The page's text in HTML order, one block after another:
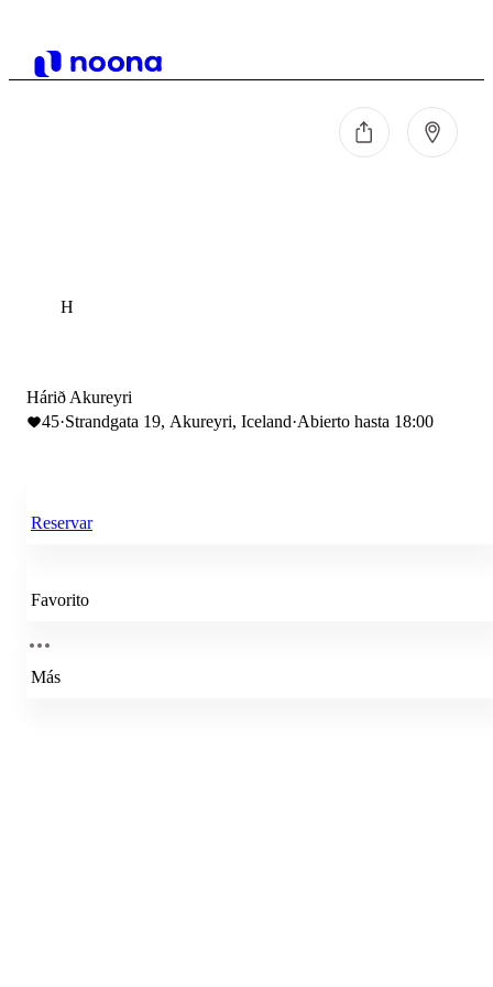
H
Hárið Akureyri
45·Strandgata 19, Akureyri, Iceland·Abierto hasta 18:00
Reservar
Favorito
Más